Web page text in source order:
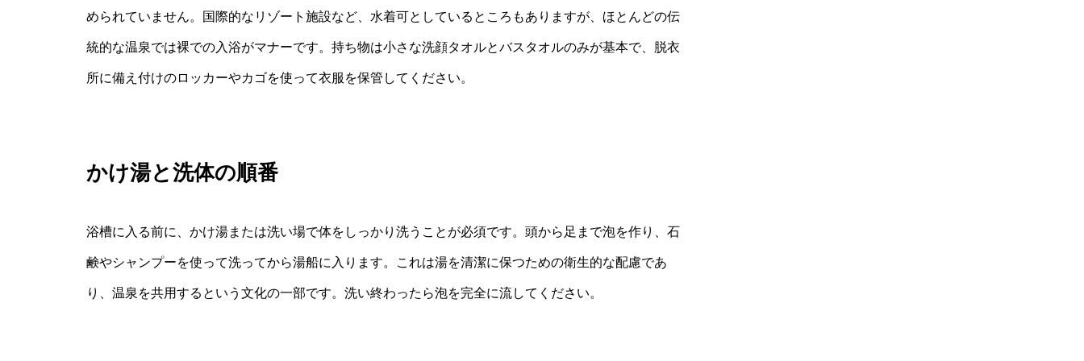
められていません。国際的なリゾート施設など、水着可としているところもありますが、ほとんどの伝
統的な温泉では裸での入浴がマナーです。持ち物は小さな洗顔タオルとバスタオルのみが基本で、脱衣
所に備え付けのロッカーやカゴを使って衣服を保管してください。
かけ湯と洗体の順番
浴槽に入る前に、かけ湯または洗い場で体をしっかり洗うことが必須です。頭から足まで泡を作り、石
鹸やシャンプーを使って洗ってから湯船に入ります。これは湯を清潔に保つための衛生的な配慮であ
り、温泉を共用するという文化の一部です。洗い終わったら泡を完全に流してください。